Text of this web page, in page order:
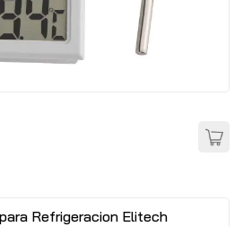
Refrigeracion Elitech